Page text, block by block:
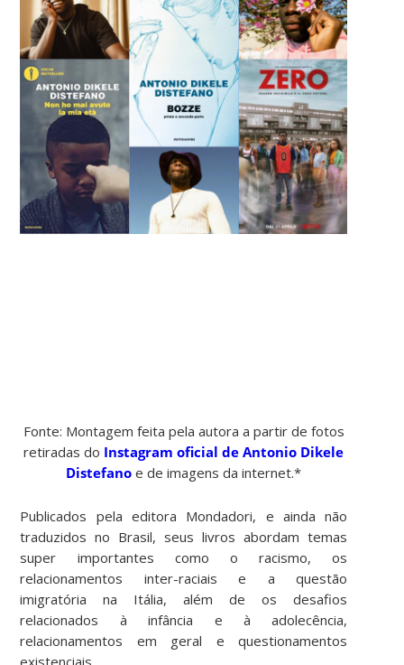
Fonte: Montagem feita pela autora a partir de fotos
retiradas do Instagram oficial de Antonio Dikele
Distefano e de imagens da internet.*
Publicados pela editora Mondadori, e ainda não
traduzidos no Brasil, seus livros abordam temas
super importantes como o racismo, os
relacionamentos inter-raciais e a questão
imigratória na Itália, além de os desafios
relacionados à infância e à adolecência,
relacionamentos em geral e questionamentos
existenciais.